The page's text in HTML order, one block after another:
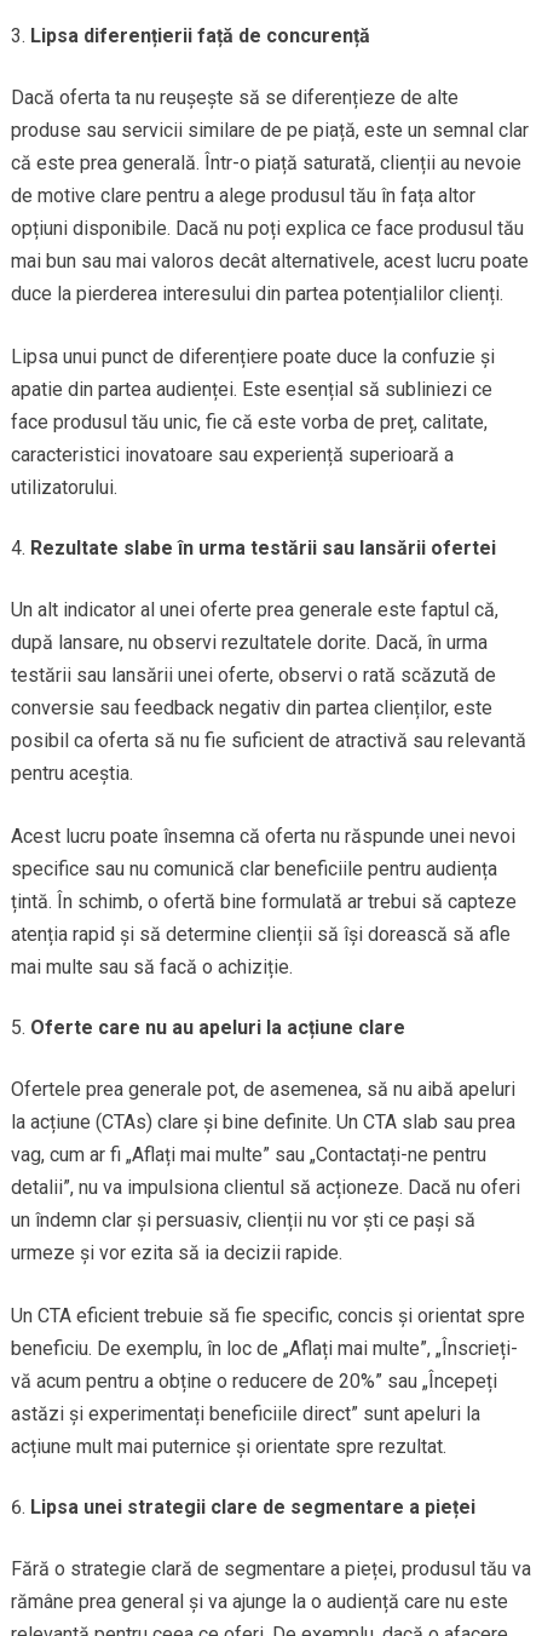
Lipsa diferențierii față de concurență
Dacă oferta ta nu reușește să se diferențieze de alte
produse sau servicii similare de pe piață, este un semnal clar
că este prea generală. Într-o piață saturată, clienții au nevoie
de motive clare pentru a alege produsul tău în fața altor
opțiuni disponibile. Dacă nu poți explica ce face produsul tău
mai bun sau mai valoros decât alternativele, acest lucru poate
duce la pierderea interesului din partea potențialilor clienți.
Lipsa unui punct de diferențiere poate duce la confuzie și
apatie din partea audienței. Este esențial să subliniezi ce
face produsul tău unic, fie că este vorba de preț, calitate,
caracteristici inovatoare sau experiență superioară a
utilizatorului.
Rezultate slabe în urma testării sau lansării ofertei
Un alt indicator al unei oferte prea generale este faptul că,
după lansare, nu observi rezultatele dorite. Dacă, în urma
testării sau lansării unei oferte, observi o rată scăzută de
conversie sau feedback negativ din partea clienților, este
posibil ca oferta să nu fie suficient de atractivă sau relevantă
pentru aceștia.
Acest lucru poate însemna că oferta nu răspunde unei nevoi
specifice sau nu comunică clar beneficiile pentru audiența
țintă. În schimb, o ofertă bine formulată ar trebui să capteze
atenția rapid și să determine clienții să își dorească să afle
mai multe sau să facă o achiziție.
Oferte care nu au apeluri la acțiune clare
Ofertele prea generale pot, de asemenea, să nu aibă apeluri
la acțiune (CTAs) clare și bine definite. Un CTA slab sau prea
vag, cum ar fi „Aflați mai multe” sau „Contactați-ne pentru
detalii”, nu va impulsiona clientul să acționeze. Dacă nu oferi
un îndemn clar și persuasiv, clienții nu vor ști ce pași să
urmeze și vor ezita să ia decizii rapide.
Un CTA eficient trebuie să fie specific, concis și orientat spre
beneficiu. De exemplu, în loc de „Aflați mai multe”, „Înscrieți-
vă acum pentru a obține o reducere de 20%” sau „Începeți
astăzi și experimentați beneficiile direct” sunt apeluri la
acțiune mult mai puternice și orientate spre rezultat.
Lipsa unei strategii clare de segmentare a pieței
Fără o strategie clară de segmentare a pieței, produsul tău va
rămâne prea general și va ajunge la o audiență care nu este